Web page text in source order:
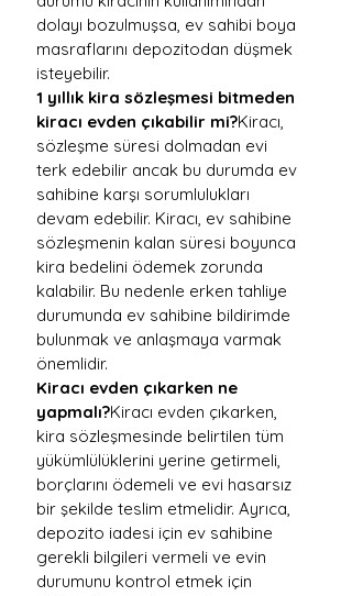
dolayı bozulmuşsa, ev sahibi boya
masraflarını depozitodan düşmek
isteyebilir.
1 yıllık kira sözleşmesi bitmeden
kiracı evden çıkabilir mi?Kiracı,
sözleşme süresi dolmadan evi
terk edebilir ancak bu durumda ev
sahibine karşı sorumlulukları
devam edebilir. Kiracı, ev sahibine
sözleşmenin kalan süresi boyunca
kira bedelini ödemek zorunda
kalabilir. Bu nedenle erken tahliye
durumunda ev sahibine bildirimde
bulunmak ve anlaşmaya varmak
önemlidir.
Kiracı evden çıkarken ne
yapmalı?Kiracı evden çıkarken,
kira sözleşmesinde belirtilen tüm
yükümlülüklerini yerine getirmeli,
borçlarını ödemeli ve evi hasarsız
bir şekilde teslim etmelidir. Ayrıca,
depozito iadesi için ev sahibine
gerekli bilgileri vermeli ve evin
durumunu kontrol etmek için